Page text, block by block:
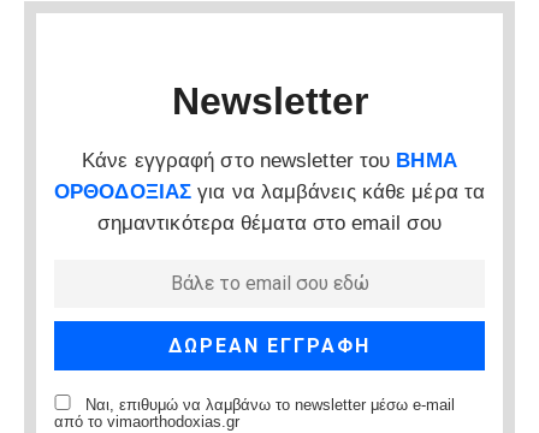
Newsletter
Κάνε εγγραφή στο newsletter του ΒΗΜΑ
ΟΡΘΟΔΟΞΙΑΣ για να λαμβάνεις κάθε μέρα τα
σημαντικότερα θέματα στο email σου
Ναι, επιθυμώ να λαμβάνω το newsletter μέσω e-mail
από το vimaorthodoxias.gr